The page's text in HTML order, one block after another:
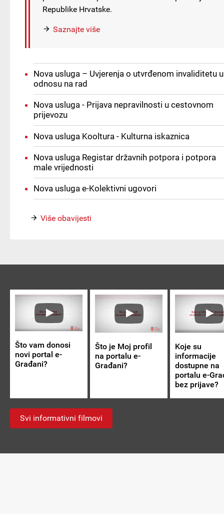
Republike Hrvatske.
Saznajte više
Nova usluga – Uvjerenja o utvrđenom invaliditetu u
odnosu na rad
Nova usluga - Prijava nepravilnosti u cestovnom
prijevozu
Nova usluga Kooltura - Kulturna iskaznica
Nova usluga Registar državnih potpora i potpora
male vrijednosti
Nova usluga e-Kolektivni ugovori
Više obavijesti
Što vam donosi
novi portal e-
Građani?
Što je Moj profil
na portalu e-
Građani?
Koje su
informacije
dostupne na
portalu e-
bez prijave?
Svi informativni filmovi